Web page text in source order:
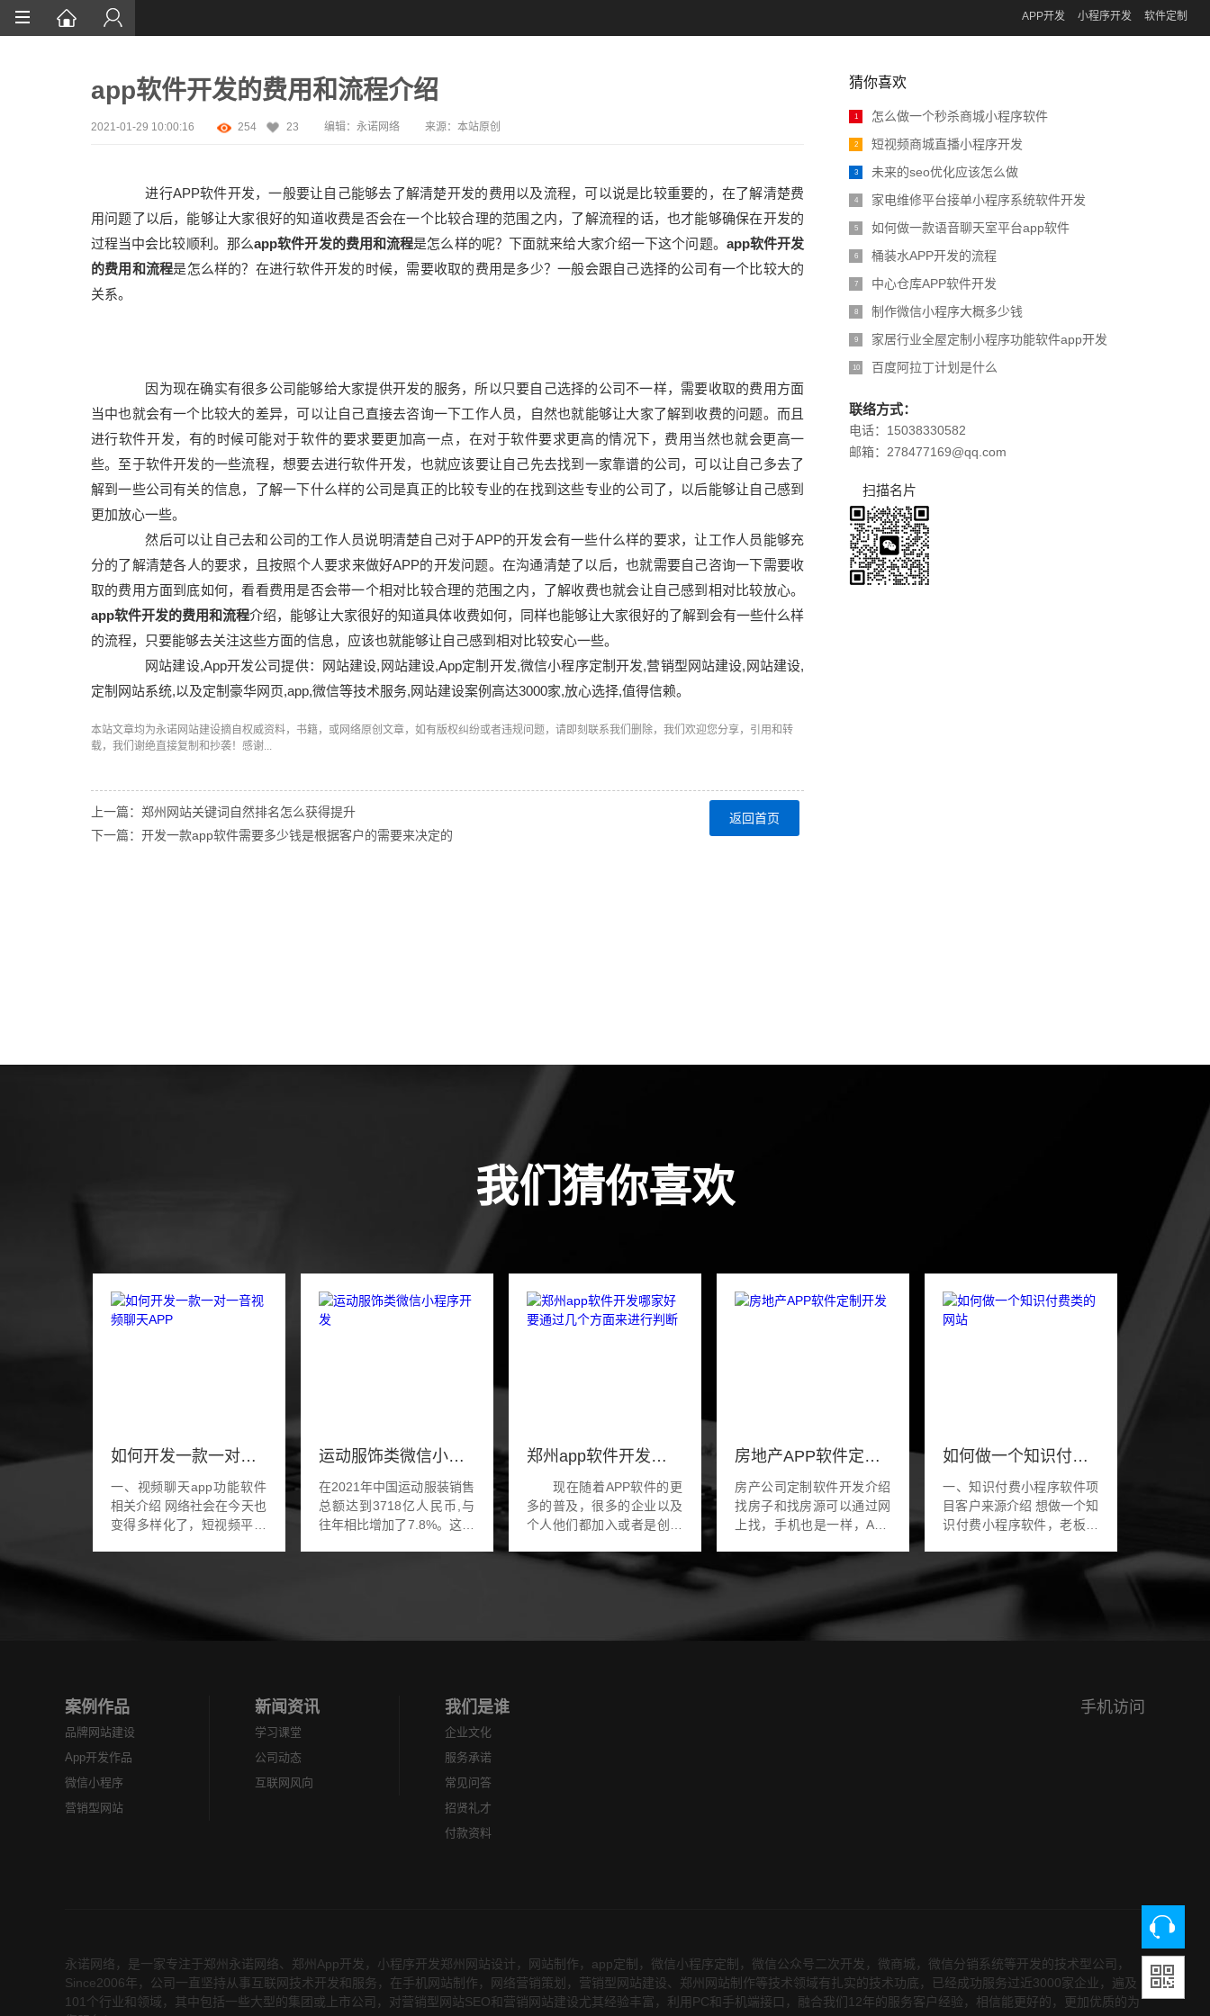
APP开发 小程序开发 软件定制
app软件开发的费用和流程介绍
2021-01-29 10:00:16 254 23 编辑：永诺网络 来源： 本站原创
进行APP软件开发，一般要让自己能够去了解清楚开发的费用以及流程，可以说是比较重要的，在了解清楚费
用问题了以后，能够让大家很好的知道收费是否会在一个比较合理的范围之内，了解流程的话，也才能够确保在开发的
过程当中会比较顺利。那么app软件开发的费用和流程是怎么样的呢？下面就来给大家介绍一下这个问题。 app软件开发
的费用和流程是怎么样的？在进行软件开发的时候，需要收取的费用是多少？一般会跟自己选择的公司有一个比较大的
关系。
因为现在确实有很多公司能够给大家提供开发的服务，所以只要自己选择的公司不一样，需要收取的费用方面
当中也就会有一个比较大的差异，可以让自己直接去咨询一下工作人员，自然也就能够让大家了解到收费的问题。而且
进行软件开发，有的时候可能对于软件的要求要更加高一点，在对于软件要求更高的情况下，费用当然也就会更高一
些。至于软件开发的一些流程，想要去进行软件开发，也就应该要让自己先去找到一家靠谱的公司，可以让自己多去了
解到一些公司有关的信息，了解一下什么样的公司是真正的比较专业的在找到这些专业的公司了，以后能够让自己感到
更加放心一些。
然后可以让自己去和公司的工作人员说明清楚自己对于APP的开发会有一些什么样的要求，让工作人员能够充
分的了解清楚各人的要求，且按照个人要求来做好APP的开发问题。在沟通清楚了以后，也就需要自己咨询一下需要收
取的费用方面到底如何，看看费用是否会带一个相对比较合理的范围之内，了解收费也就会让自己感到相对比较放心。
app软件开发的费用和流程介绍，能够让大家很好的知道具体收费如何，同样也能够让大家很好的了解到会有一些什么样
的流程，只要能够去关注这些方面的信息，应该也就能够让自己感到相对比较安心一些。
网站建设,App开发公司提供：网站建设,网站建设,App定制开发,微信小程序定制开发,营销型网站建设,网站建设,
定制网站系统,以及定制豪华网页,app,微信等技术服务,网站建设案例高达3000家,放心选择,值得信赖。
本站文章均为永诺网站建设摘自权威资料，书籍，或网络原创文章，如有版权纠纷或者违规问题，请即刻联系我们删除，我们欢迎您分享，引用和转
载，我们谢绝直接复制和抄袭！感谢...
返回首页
上一篇：郑州网站关键词自然排名怎么获得提升
下一篇：开发一款app软件需要多少钱是根据客户的需要来决定的
猜你喜欢
1 怎么做一个秒杀商城小程序软件
2 短视频商城直播小程序开发
3 未来的seo优化应该怎么做
4 家电维修平台接单小程序系统软件开发
5 如何做一款语音聊天室平台app软件
6 桶装水APP开发的流程
7 中心仓库APP软件开发
8 制作微信小程序大概多少钱
9 家居行业全屋定制小程序功能软件app开发
10 百度阿拉丁计划是什么
联络方式：
电话：15038330582
邮箱：278477169@qq.com
扫描名片
我们猜你喜欢
如何开发一款一对一音视频聊天APP
一、视频聊天app功能软件
相关介绍 网络社会在今天也
变得多样化了，短视频平台
活的人经常聚集...
运动服饰类微信小程序开发
在2021年中国运动服装销售
总额达到3718亿人民币,与
往年相比增加了7.8%。这也
郑州app软件开发哪家好要通过几个方面来进行判断
现在随着APP软件的更
多的普及，很多的企业以及
个人他们都加入或者是创建
这些他们都需要进一些开发
公司来进行软件的开发，而
房地产APP软件定制开发
房产公司定制软件开发介绍
找房子和找房源可以通过网
上找，手机也是一样，APP
的数据，在开发时进行数据
调用。有了新的用户需求
如何做一个知识付费类的网站
一、知识付费小程序软件项
目客户来源介绍 想做一个知
识付费小程序软件，老板想
台，有小程序和网站pc端
的。老板想通过优化进行市
场推广，pc端的流...
案例作品
品牌网站建设
App开发作品
微信小程序
营销型网站
新闻资讯
学习课堂
公司动态
互联网风向
我们是谁
企业文化
服务承诺
常见问答
招贤礼才
付款资料
手机访问
永诺网络，是一家专注于郑州永诺网络、 郑州App开发 ，小程序开发郑州网站设计，网站制作，app定制，微信小程序定制，微信公众号二次开发，微商城，微信分销系统等开发的技术型公司，
Since2006年，公司一直坚持从事互联网技术开发和服务，在手机网站制作，网络营销策划，营销型网站建设、郑州网站制作等技术领域有扎实的技术功底，已经成功服务过近3000家企业，遍及
101个行业和领域，其中包括一些大型的集团或上市公司，对营销型网站SEO和营销网站建设尤其经验丰富，利用PC和手机端接口，融合我们12年的服务客户经验，相信能更好的，更加优质的为